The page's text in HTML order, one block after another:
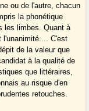
ou de l'autre, chacun
la phonétique
les limbes. Quant à
l'unanimité.... C'est
de la valeur que
à la qualité de
que littéraires,
au risque d'en
retouches.